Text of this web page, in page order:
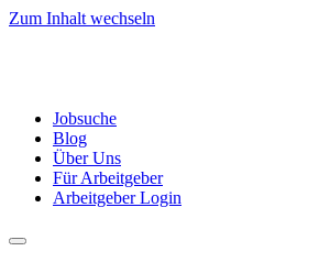
Zum Inhalt wechseln
Jobsuche
Blog
Über Uns
Für Arbeitgeber
Arbeitgeber Login